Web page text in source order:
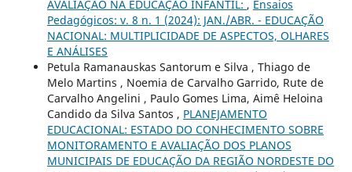
AVALIAÇÃO NA EDUCAÇÃO INFANTIL: , Ensaios
Pedagógicos: v. 8 n. 1 (2024): JAN./ABR. - EDUCAÇÃO
NACIONAL: MULTIPLICIDADE DE ASPECTOS, OLHARES
E ANÁLISES
Petula Ramanauskas Santorum e Silva , Thiago de
Melo Martins , Noemia de Carvalho Garrido, Rute de
Carvalho Angelini , Paulo Gomes Lima, Aimê Heloina
Candido da Silva Santos , PLANEJAMENTO
EDUCACIONAL: ESTADO DO CONHECIMENTO SOBRE
MONITORAMENTO E AVALIAÇÃO DOS PLANOS
MUNICIPAIS DE EDUCAÇÃO DA REGIÃO NORDESTE DO